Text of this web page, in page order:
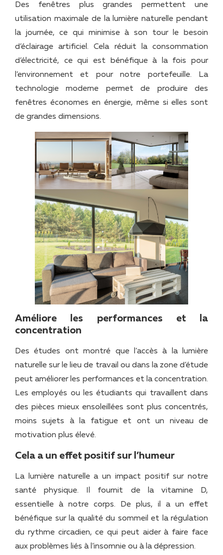
Des fenêtres plus grandes permettent une
utilisation maximale de la lumière naturelle pendant
la journée, ce qui minimise à son tour le besoin
d’éclairage artificiel. Cela réduit la consommation
d’électricité, ce qui est bénéfique à la fois pour
l’environnement et pour notre portefeuille. La
technologie moderne permet de produire des
fenêtres économes en énergie, même si elles sont
de grandes dimensions.
Améliore les performances et la
concentration
Des études ont montré que l’accès à la lumière
naturelle sur le lieu de travail ou dans la zone d’étude
peut améliorer les performances et la concentration.
Les employés ou les étudiants qui travaillent dans
des pièces mieux ensoleillées sont plus concentrés,
moins sujets à la fatigue et ont un niveau de
motivation plus élevé.
Cela a un effet positif sur l’humeur
La lumière naturelle a un impact positif sur notre
santé physique. Il fournit de la vitamine D,
essentielle à notre corps. De plus, il a un effet
bénéfique sur la qualité du sommeil et la régulation
du rythme circadien, ce qui peut aider à faire face
aux problèmes liés à l’insomnie ou à la dépression.